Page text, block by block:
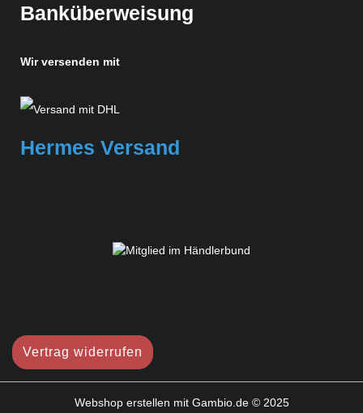
Banküberweisung
Wir versenden mit
Hermes Versand
Vertrag widerrufen
Webshop erstellen mit Gambio.de © 2025